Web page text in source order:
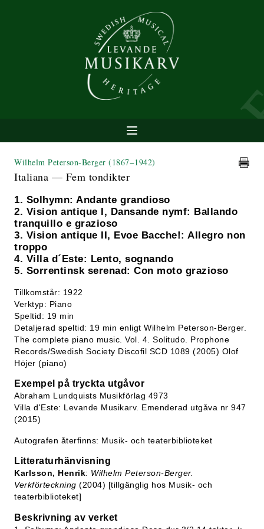
Wilhelm Peterson-Berger (1867−1942)
Italiana — Fem tondikter
1. Solhymn: Andante grandioso
2. Vision antique I, Dansande nymf: Ballando
tranquillo e grazioso
3. Vision antique II, Evoe Bacche!: Allegro non
troppo
4. Villa d´Este: Lento, sognando
5. Sorrentinsk serenad: Con moto grazioso
Tillkomstår: 1922
Verktyp: Piano
Speltid: 19 min
Detaljerad speltid: 19 min enligt Wilhelm Peterson-Berger.
The complete piano music. Vol. 4. Solitudo. Prophone
Records/Swedish Society Discofil SCD 1089 (2005) Olof
Höjer (piano)
Exempel på tryckta utgåvor
Abraham Lundquists Musikförlag 4973
Villa d'Este: Levande Musikarv. Emenderad utgåva nr 947
(2015)
Autografen återfinns: Musik- och teaterbiblioteket
Litteraturhänvisning
Karlsson, Henrik: Wilhelm Peterson-Berger.
Verkförteckning (2004) [tillgänglig hos Musik- och
teaterbiblioteket]
Beskrivning av verket